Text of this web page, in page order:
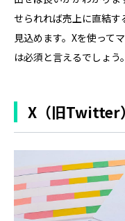
せられれば売上に直結
見込めます。Xを使って
は必須と言えるでしょう。
X（旧Twitter